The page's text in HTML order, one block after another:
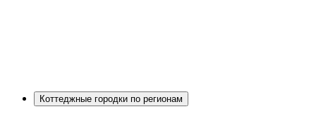
Коттеджные городки по регионам